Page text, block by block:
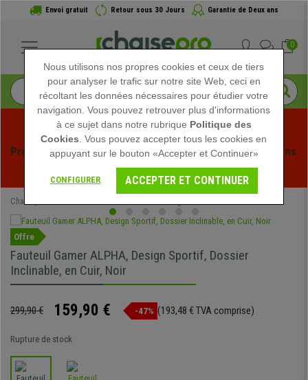
Envoi gratuit Retour sous 30 Jours Garantie de Deux ans
0
Profitez des soldes d'été chez Chaisepro ! Des réductions
exclusives pour une durée limitée - Voir l'offre
Chaisepro
Offre
Fauteuil Gamer ALPHA, Design Sportif, Dossier
Inclinable, en Cuir, Noir
299,90 € 159,90 € -47% (193,48 € TVA comprise)
Rupture de stock
Nous utilisons nos propres cookies et ceux de tiers
pour analyser le trafic sur notre site Web, ceci en
récoltant les données nécessaires pour étudier votre
navigation. Vous pouvez retrouver plus d'informations
à ce sujet dans notre rubrique Politique des
Cookies . Vous pouvez accepter tous les cookies en
appuyant sur le bouton «Accepter et Continuer»
CONFIGURER ACCEPTER ET CONTINUER